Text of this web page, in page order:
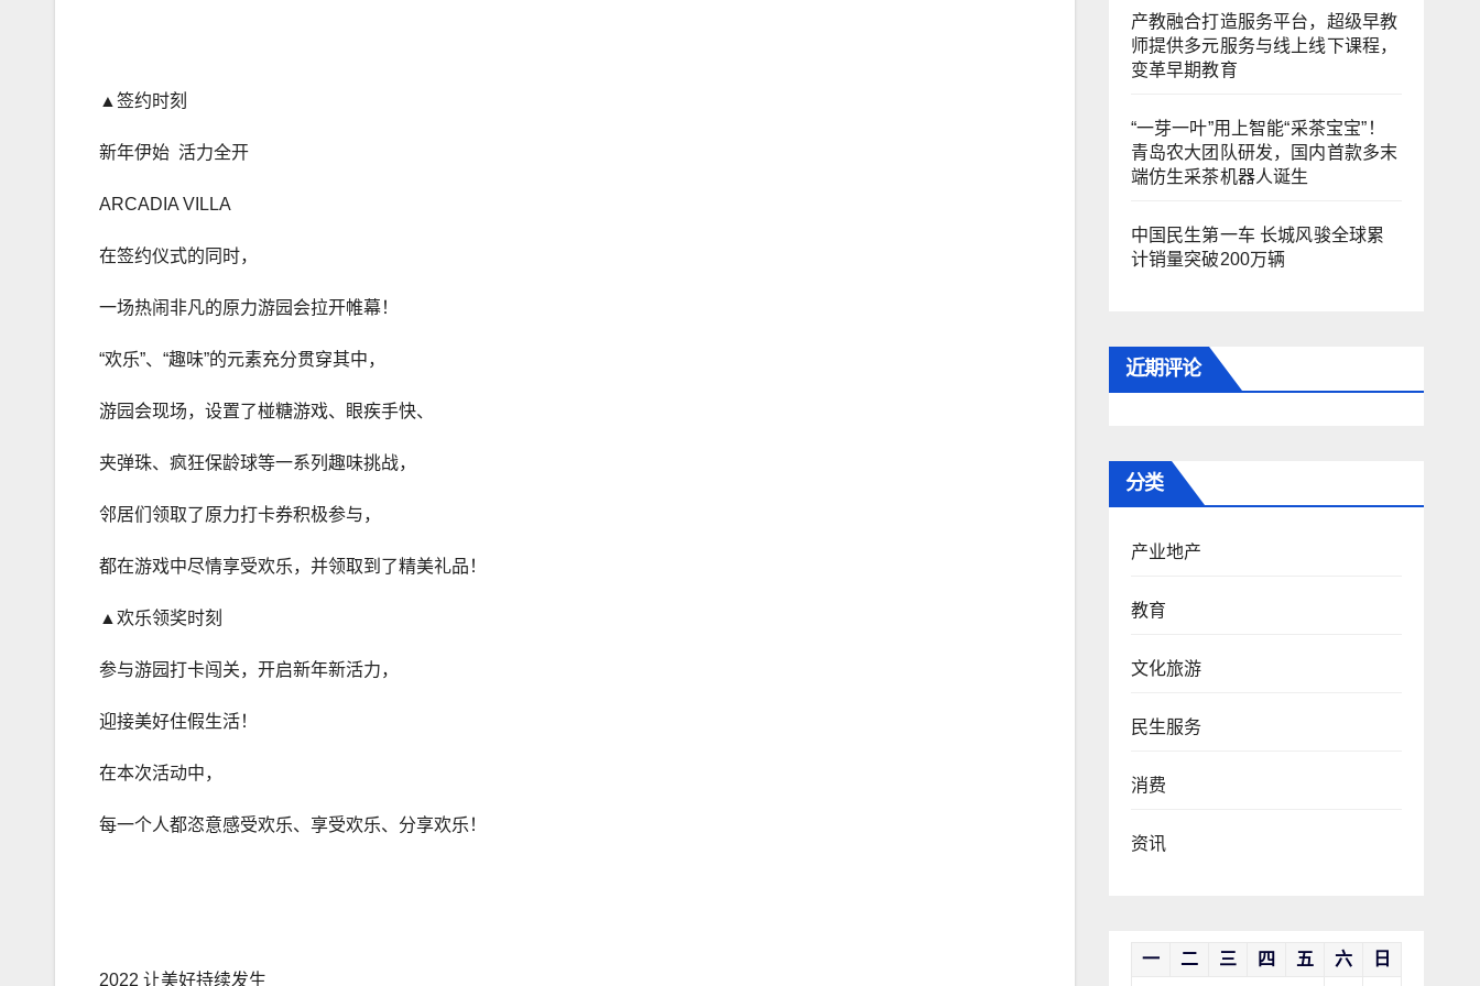
▲签约时刻
新年伊始 活力全开
ARCADIA VILLA
在签约仪式的同时，
一场热闹非凡的原力游园会拉开帷幕！
“欢乐”、“趣味”的元素充分贯穿其中，
游园会现场，设置了椪糖游戏、眼疾手快、
夹弹珠、疯狂保龄球等一系列趣味挑战，
邻居们领取了原力打卡券积极参与，
都在游戏中尽情享受欢乐，并领取到了精美礼品！
▲欢乐领奖时刻
参与游园打卡闯关，开启新年新活力，
迎接美好住假生活！
在本次活动中，
每一个人都恣意感受欢乐、享受欢乐、分享欢乐！
2022 让美好持续发生
产教融合打造服务平台，超级早教
师提供多元服务与线上线下课程，
变革早期教育
“一芽一叶”用上智能“采茶宝宝”！
青岛农大团队研发，国内首款多末
端仿生采茶机器人诞生
中国民生第一车 长城风骏全球累
计销量突破200万辆
近期评论
分类
产业地产
教育
文化旅游
民生服务
消费
资讯
一 二 三 四 五 六 日